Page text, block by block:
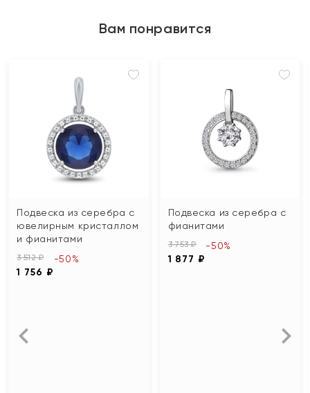
Вам понравится
Подвеска из серебра с
ювелирным кристаллом
и фианитами
3 512 ₽
1 756 ₽
-50%
Подвеска из серебра с
фианитами
3 753 ₽
1 877 ₽
-50%